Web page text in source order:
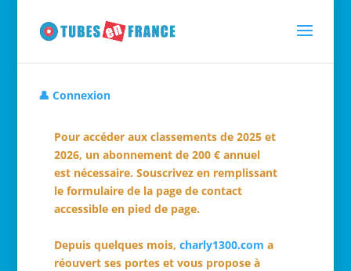
👤 Connexion
Pour accéder aux classements de 2025 et
2026, un abonnement de 200 € annuel
est nécessaire. Souscrivez en remplissant
le formulaire de la page de contact
accessible en pied de page.
Depuis quelques mois, charly1300.com a
réouvert ses portes et vous propose à